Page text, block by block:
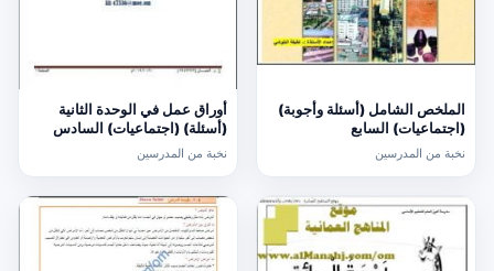
الملخص الشامل (أسئلة وأجوبة)
(اجتماعيات) السابع
نخبة من المدرسين
أوراق عمل في الوحدة الثانية
(أسئلة) (اجتماعيات) السادس
نخبة من المدرسين